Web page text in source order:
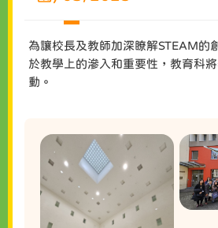
為讓校長及教師加深瞭解STEAM的
於教學上的滲入和重要性，教育科
動。